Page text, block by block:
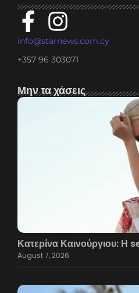
info@starnews.com.cy
+357 96 303071
Μην τα χάσεις
Κατερίνα Καινούργιου: Η
August 7, 2026